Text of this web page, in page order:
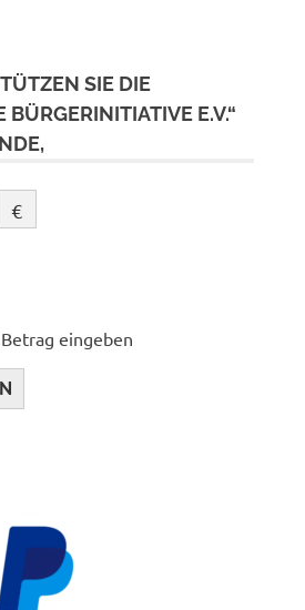
SIE DIE
BÜRGERINITIATIVE E.V.“
€
eingeben